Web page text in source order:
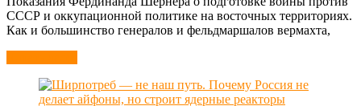
СССР и оккупационной политике на восточных территориях.
Как и большинство генералов и фельдмаршалов вермахта,